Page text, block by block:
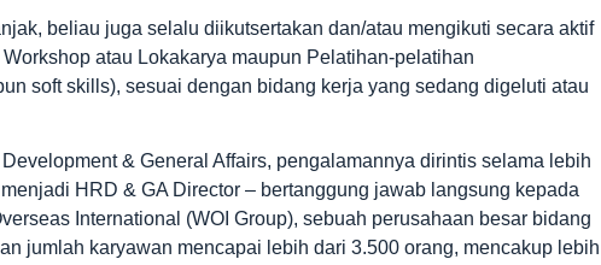
beliau juga selalu diikutsertakan dan/atau mengikuti secara aktif
atau Lokakarya maupun Pelatihan-pelatihan
soft skills), sesuai dengan bidang kerja yang sedang digeluti atau
& General Affairs, pengalamannya dirintis selama lebih
HRD & GA Director – bertanggung jawab langsung kepada
International (WOI Group), sebuah perusahaan besar bidang
jumlah karyawan mencapai lebih dari 3.500 orang, mencakup lebih